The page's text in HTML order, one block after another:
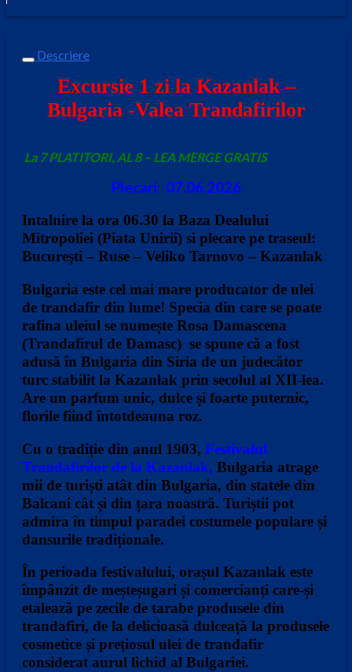
Descriere
Excursie 1 zi la Kazanlak –
Bulgaria -Valea Trandafirilor
La 7 PLATITORI, AL 8 – LEA MERGE GRATIS
Plecari: 07.06.2026
Intalnire la ora 06.30 la Baza Dealului
Mitropoliei (Piata Unirii) si plecare pe traseul:
Bucureşti – Ruse – Veliko Tarnovo – Kazanlak
Bulgaria este cel mai mare producator de ulei
de trandafir din lume! Specia din care se poate
rafina uleiul se numește Rosa Damascena
(Trandafirul de Damasc) se spune că a fost
adusă în Bulgaria din Siria de un judecător
turc stabilit la Kazanlak prin secolul al XII-lea.
Are un parfum unic, dulce și foarte puternic,
florile fiind întotdeauna roz.
Cu o tradiție din anul 1903, Festivalul
Trandafirilor de la Kazanlak, Bulgaria atrage
mii de turiști atât din Bulgaria, din statele din
Balcani cât și din țara noastră. Turiștii pot
admira în timpul paradei costumele populare și
dansurile tradiționale.
În perioada festivalului, orașul Kazanlak este
împânzit de meșteșugari și comercianți care-și
etalează pe zecile de tarabe produsele din
trandafiri, de la delicioasă dulceață la produsele
cosmetice și prețiosul ulei de trandafir
considerat aurul lichid al Bulgariei.